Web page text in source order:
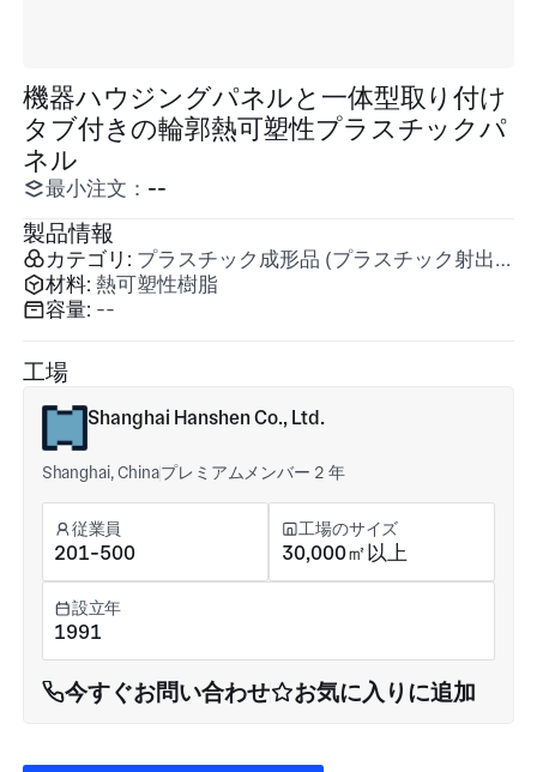
機器ハウジングパネルと一体型取り付け
タブ付きの輪郭熱可塑性プラスチックパ
ネル
最小注文： --
製品情報
カテゴリ: プラスチック成形品 (プラスチック射出成形)
材料: 熱可塑性樹脂
容量: --
工場
Shanghai Hanshen Co., Ltd.
Shanghai, Chinaプレミアムメンバー 2 年
従業員
201-500
工場のサイズ
30,000㎡以上
設立年
1991
今すぐお問い合わせ お気に入りに追加